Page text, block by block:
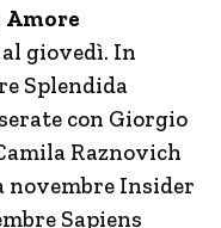
Amore
giovedì. In
Splendida
con Giorgio
Raznovich
novembre Insider
Sapiens